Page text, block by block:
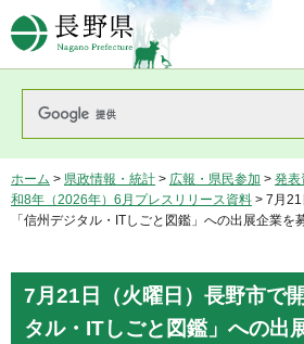
長野県Nagano Prefecture
ホーム > 県政情報・統計 > 広報・県民参加 > 発表
和8年（2026年）6月プレスリリース資料 > 7月21
「信州デジタル・ITしごと図鑑」への出展企業を
7月21日（火曜日）長野市で
タル・ITしごと図鑑」への出